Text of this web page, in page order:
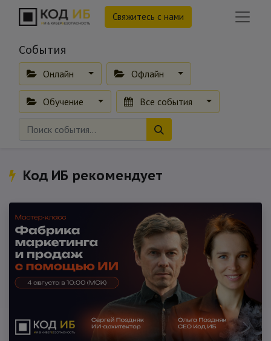
Свяжитесь с нами
События
Онлайн Офлайн
Обучение Все события
Код ИБ рекомендует